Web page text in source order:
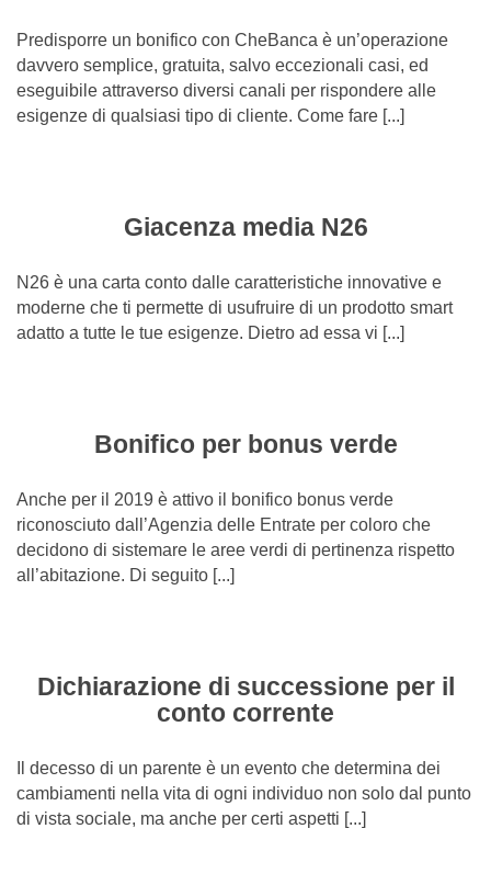
Predisporre un bonifico con CheBanca è un’operazione
davvero semplice, gratuita, salvo eccezionali casi, ed
eseguibile attraverso diversi canali per rispondere alle
esigenze di qualsiasi tipo di cliente. Come fare [...]
Giacenza media N26
N26 è una carta conto dalle caratteristiche innovative e
moderne che ti permette di usufruire di un prodotto smart
adatto a tutte le tue esigenze. Dietro ad essa vi [...]
Bonifico per bonus verde
Anche per il 2019 è attivo il bonifico bonus verde
riconosciuto dall’Agenzia delle Entrate per coloro che
decidono di sistemare le aree verdi di pertinenza rispetto
all’abitazione. Di seguito [...]
Dichiarazione di successione per il
conto corrente
Il decesso di un parente è un evento che determina dei
cambiamenti nella vita di ogni individuo non solo dal punto
di vista sociale, ma anche per certi aspetti [...]